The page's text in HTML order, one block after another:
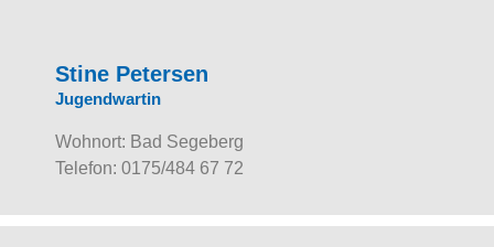
Stine Petersen
Jugendwartin
Wohnort: Bad Segeberg
Telefon: 0175/484 67 72